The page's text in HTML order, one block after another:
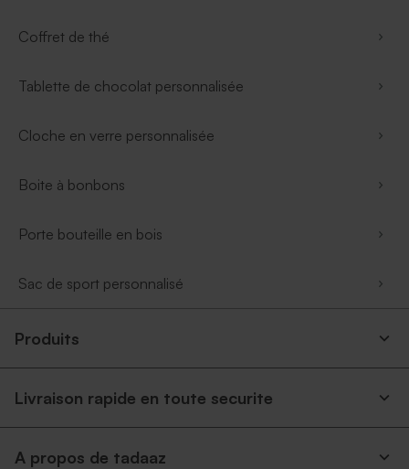
Coffret de thé
Tablette de chocolat personnalisée
Cloche en verre personnalisée
Boite à bonbons
Porte bouteille en bois
Sac de sport personnalisé
Produits
Livraison rapide en toute securite
A propos de tadaaz